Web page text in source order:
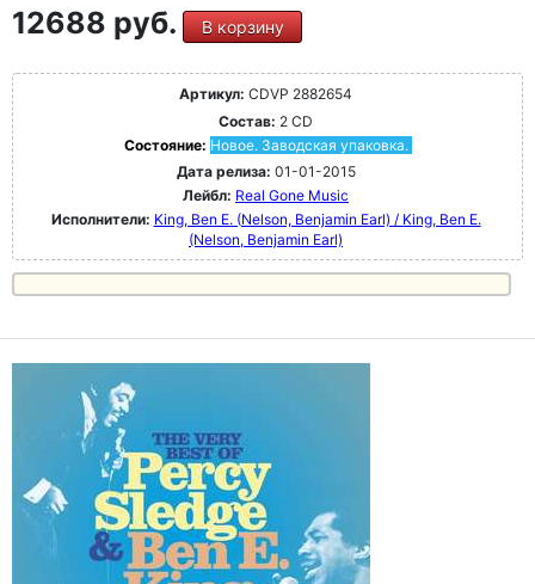
12688 руб. В корзину
Артикул: CDVP 2882654
Состав: 2 CD
Состояние: Новое. Заводская упаковка.
Дата релиза: 01-01-2015
Лейбл: Real Gone Music
Исполнители: King, Ben E. (Nelson, Benjamin Earl) / King, Ben E.
(Nelson, Benjamin Earl)